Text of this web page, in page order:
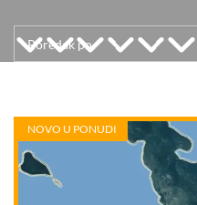
NOVO U PONUDI